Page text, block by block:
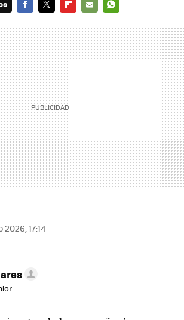
MAIL
17:14